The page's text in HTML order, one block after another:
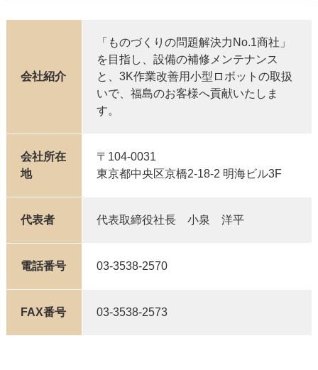
会社紹介
「ものづくりの問題解決力No.1商社」
を目指し、設備の補修メンテナンス
と、3K作業改善用小型ロボットの取扱
いで、福島のお客様へ貢献いたしま
す。
会社所在
地
〒104-0031
東京都中央区京橋2-18-2 明海ビル3F
代表者 代表取締役社長 小泉 洋平
電話番号 03-3538-2570
FAX番号 03-3538-2573